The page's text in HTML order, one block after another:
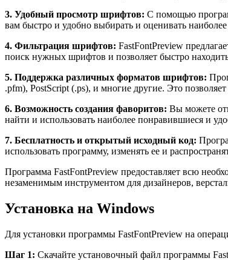
3. Удобный просмотр шрифтов: С помощью
вам быстро и удобно выбирать и оценивать
4. Фильтрация шрифтов: FastFontPreview
поиск нужных шрифтов и позволяет быстро
5. Поддержка различных форматов шрифтов:
.pfm), PostScript (.ps), и многие другие. Это
6. Возможность создания фаворитов: Вы можете
найти и использовать наиболее понравившиеся и
7. Бесплатность и открытый исходный код:
использовать программу, изменять ее и
Программа FastFontPreview предоставляет всю
незаменимым инструментом для дизайнеров,
Установка на Windows
Для установки программы FastFontPreview на
Шаг 1: Скачайте установочный файл программы